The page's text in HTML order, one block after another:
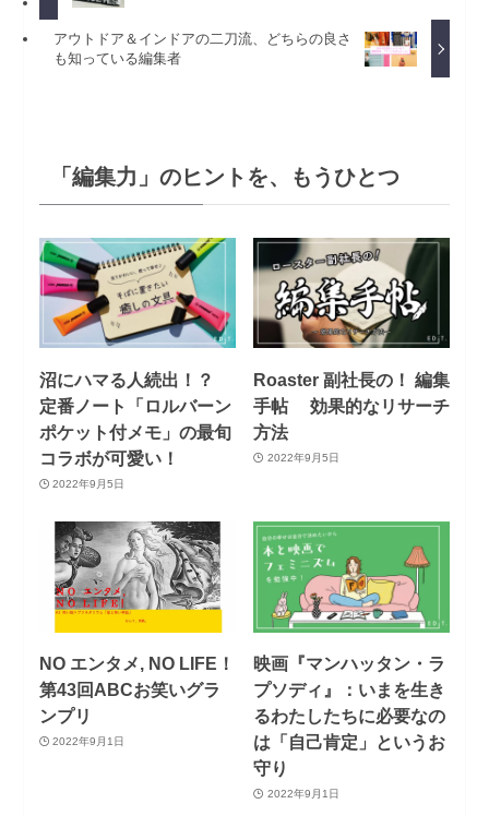
アウトドア＆インドアの二刀流、どちらの良さ
も知っている編集者
「編集力」のヒントを、もうひとつ
沼にハマる人続出！？
定番ノート「ロルバーン
ポケット付メモ」の最旬
コラボが可愛い！
2022年9月5日
Roaster 副社長の！ 編集
手帖 効果的なリサーチ
方法
2022年9月5日
NO エンタメ, NO LIFE！
第43回ABCお笑いグラ
ンプリ
2022年9月1日
映画『マンハッタン・ラ
プソディ』：いまを生き
るわたしたちに必要なの
は「自己肯定」というお
守り
2022年9月1日